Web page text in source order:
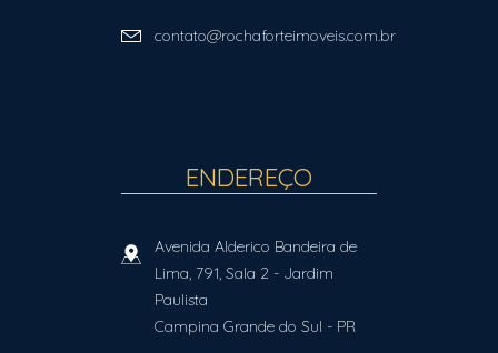
contato@rochaforteimoveis.com.br
ENDEREÇO
Avenida Alderico Bandeira de
Lima, 791, Sala 2 - Jardim
Paulista
Campina Grande do Sul - PR